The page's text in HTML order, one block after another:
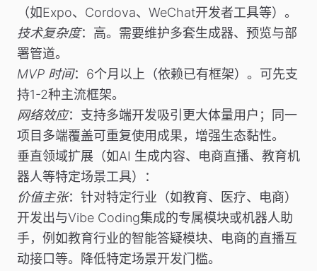
（如Expo、Cordova、WeChat开发者工具等）。
技术复杂度：高。需要维护多套生成器、预览与部
署管道。
MVP 时间：6个月以上（依赖已有框架）。可先支
持1-2种主流框架。
网络效应：支持多端开发吸引更大体量用户；同一
项目多端覆盖可重复使用成果，增强生态黏性。
垂直领域扩展 （如AI 生成内容、电商直播、教育机
器人等特定场景工具）：
价值主张：针对特定行业（如教育、医疗、电商）
开发出与Vibe Coding集成的专属模块或机器人助
手，例如教育行业的智能答疑模块、电商的直播互
动接口等。降低特定场景开发门槛。